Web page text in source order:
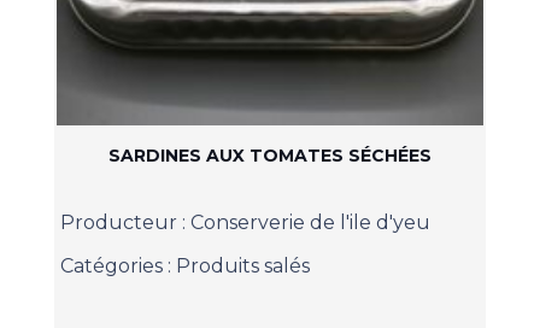
SARDINES AUX TOMATES SÉCHÉES
Producteur : Conserverie de l'ile d'yeu
Catégories : Produits salés